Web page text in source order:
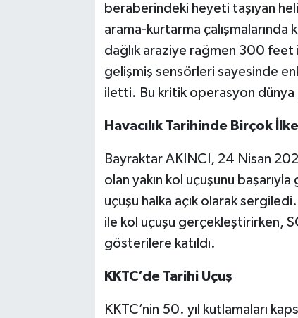
beraberindeki heyeti taşıyan
arama-kurtarma
dağlık araziye rağmen 300
gelişmiş sensörleri sayesinde
iletti. Bu kritik operasyon dünya
Havacılık Tarihinde Birçok
Bayraktar AKINCI, 24 Nisan
olan yakın kol uçuşunu
uçuşu halka açık olarak
ile kol uçuşu gerçekleştirirken,
gösterilere katıldı.
KKTC’de Tarihi Uçuş
KKTC’nin 50. yıl kutlamaları